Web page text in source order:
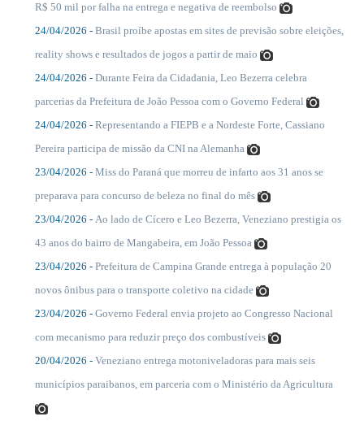
R$ 50 mil por falha na entrega e negativa de reembolso
24/04/2026 - Brasil proíbe apostas em sites de previsão sobre eleições,
reality shows e resultados de jogos a partir de maio
24/04/2026 - Durante Feira da Cidadania, Leo Bezerra celebra
parcerias da Prefeitura de João Pessoa com o Governo Federal
24/04/2026 - Representando a FIEPB e a Nordeste Forte, Cassiano
Pereira participa de missão da CNI na Alemanha
23/04/2026 - Miss do Paraná que morreu de infarto aos 31 anos se
preparava para concurso de beleza no final do mês
23/04/2026 - Ao lado de Cícero e Leo Bezerra, Veneziano prestigia os
43 anos do bairro de Mangabeira, em João Pessoa
23/04/2026 - Prefeitura de Campina Grande entrega à população 20
novos ônibus para o transporte coletivo na cidade
23/04/2026 - Governo Federal envia projeto ao Congresso Nacional
com mecanismo para reduzir preço dos combustíveis
20/04/2026 - Veneziano entrega motoniveladoras para mais seis
municípios paraibanos, em parceria com o Ministério da Agricultura